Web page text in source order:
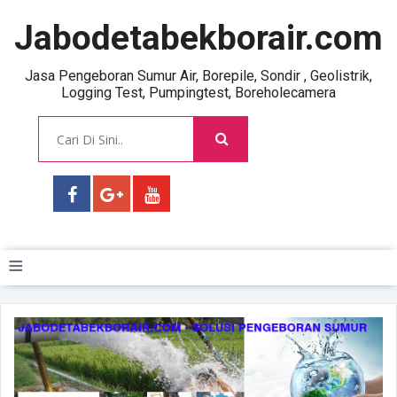
Jabodetabekborair.com
Jasa Pengeboran Sumur Air, Borepile, Sondir , Geolistrik,
Logging Test, Pumpingtest, Boreholecamera
≡